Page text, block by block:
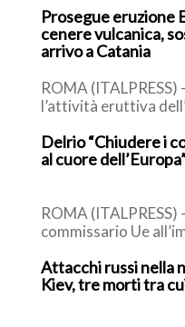
Prosegue eruzione
cenere vulcanica,
arrivo a Catania
ROMA (ITALPRESS)
l’attività eruttiva
vulcanica in
Nazionale di
Delrio “Chiudere i
al cuore
ROMA (ITALPRESS)
commissario Ue
che la sospensione
Schengen, può
Attacchi russi nella
Kiev, tre morti tra